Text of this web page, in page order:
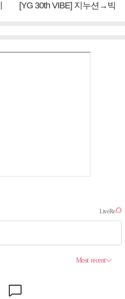
[YG 30th VIBE] 지누션→빅